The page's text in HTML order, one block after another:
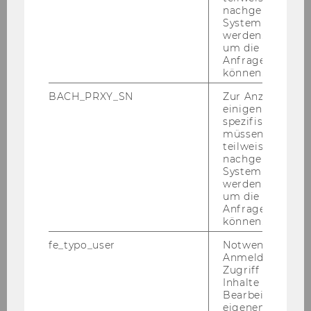
Univ.-Prof. Dr. Chris­toph
als Nach­fol­ger von Prof. Mar­hold an
Institut für Österreichisches und
Europäisches Arbeitsrecht und
Über das Institut
nachgelagerten
System
werden.
um die Antwort
Anfrage
können.
BACH_PRXY_SN
Zur Anzeige von
einigen WU-
spezifischen
müssen
teilweise von
nachgelagerten
System
werden.
um die Antwort
Anfrage
können.
fe_typo_user
Notwendig für
Anmeldung und
Zugriff auf
Inhalte oder zur
Bearbeitung des
eigenen Profils.